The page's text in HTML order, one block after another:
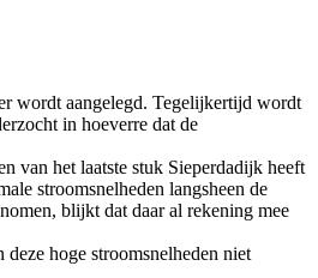
wordt aangelegd. Tegelijkertijd wordt
in hoeverre dat de
van het laatste stuk Sieperdadijk heeft
stroomsnelheden langsheen de
blijkt dat daar al rekening mee
hoge stroomsnelheden niet